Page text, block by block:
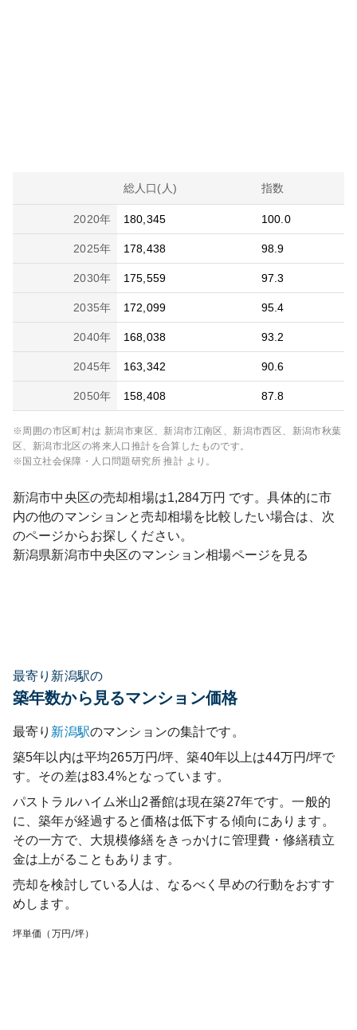
総人口(人) 指数
2020年 180,345 100.0
2025年 178,438 98.9
2030年 175,559 97.3
2035年 172,099 95.4
2040年 168,038 93.2
2045年 163,342 90.6
2050年 158,408 87.8
※周囲の市区町村は 新潟市東区、新潟市江南区、新潟市西区、新潟市秋葉
区、新潟市北区の将来人口推計を合算したものです。
※国立社会保障・人口問題研究所 推計 より。
新潟市中央区の売却相場は1,284万円 です。具体的に市
内の他のマンションと売却相場を比較したい場合は、次
のページからお探しください。
新潟県新潟市中央区のマンション相場ページを見る
最寄り新潟駅の
築年数から見るマンション価格
最寄り 新潟駅のマンションの集計です。
築5年以内は平均265万円/坪、築40年以上は44万円/坪で
す。その差は83.4%となっています。
パストラルハイム米山2番館は現在築27年です。一般的
に、築年が経過すると価格は低下する傾向にあります。
その一方で、大規模修繕をきっかけに管理費・修繕積立
金は上がることもあります。
売却を検討している人は、なるべく早めの行動をおすす
めします。
坪単価（万円/坪）